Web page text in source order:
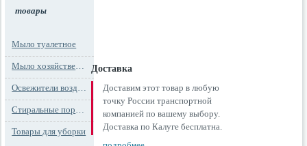
товары
Мыло туалетное
Мыло хозяйственное
Освежители воздуха
Стиральные порошки
Товары для уборки
Доставка
Доставим этот товар в любую
точку России транспортной
компанией по вашему выбору.
Доставка по Калуге бесплатна.